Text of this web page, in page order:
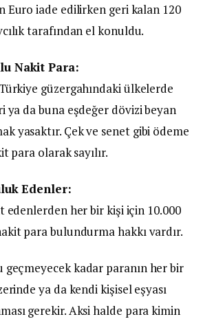
Euro iade edilirken geri kalan 120
tarafından el konuldu.
Nakit Para:
güzergahındaki ülkelerde
ya da buna eşdeğer dövizi beyan
yasaktır. Çek ve senet gibi ödeme
para olarak sayılır.
Edenler:
edenlerden her bir kişi için 10.000
para bulundurma hakkı vardır.
geçmeyecek kadar paranın her bir
ya da kendi kişisel eşyası
gerekir. Aksi halde para kimin